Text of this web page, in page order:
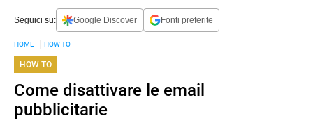
Seguici su: Google Discover Fonti preferite
HOME HOW TO
HOW TO
Come disattivare le email
pubblicitarie